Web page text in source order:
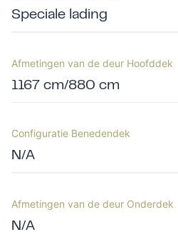
Speciale lading
Afmetingen van de deur Hoofddek
1167 cm/880 cm
Configuratie Benedendek
N/A
Afmetingen van de deur Onderdek
N/A